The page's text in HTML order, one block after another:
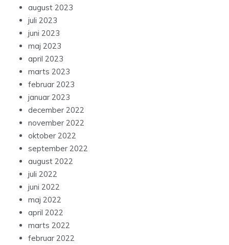
august 2023
juli 2023
juni 2023
maj 2023
april 2023
marts 2023
februar 2023
januar 2023
december 2022
november 2022
oktober 2022
september 2022
august 2022
juli 2022
juni 2022
maj 2022
april 2022
marts 2022
februar 2022